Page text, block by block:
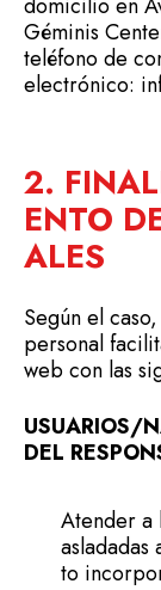
Géminis
teléfono de
electrónico:
2.
ENTO
ALES
Según el
personal
web con las
USUARIOS/
DEL
Atender a
asladadas
to